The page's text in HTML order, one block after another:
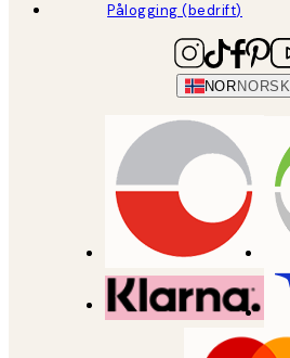
Pålogging (bedrift)
NOR NORSK